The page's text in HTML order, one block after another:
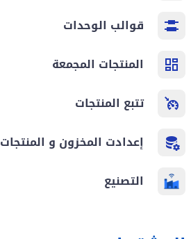
قوالب الوحدات
المنتجات المجمعة
تتبع المنتجات
إعدادت المخزون و المنتجات
التصنيع